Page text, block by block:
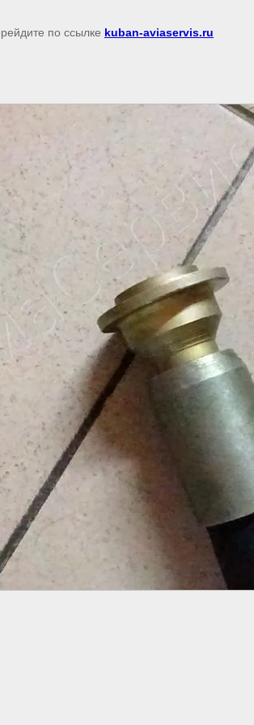
по ссылке kuban-aviaservis.ru